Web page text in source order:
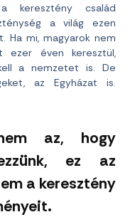
keresztény család
a világ ezen
Ha mi, magyarok nem
ezer éven keresztül,
a nemzetet is. De
az Egyházat is.
az, hogy
ez az
a keresztény